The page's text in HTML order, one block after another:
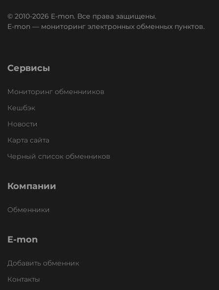
© 2010-2026 E-mon. Все права защищены.
E-mon — мониторинг электронных обменных пунктов.
Сервисы
Мониторинг обменнииков
Кешбэк
Новости
Карта сайта
Черный список обменников
Компании
Обменники
E-mon
Добавить обменник
Контакты